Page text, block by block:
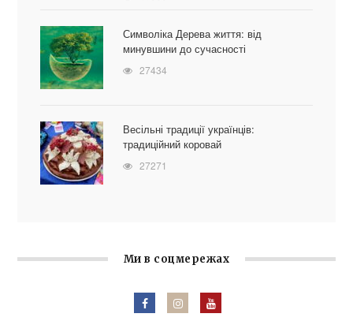
Символіка Дерева життя: від
минувшини до сучасності
27434
Весільні традиції українців:
традиційний коровай
27271
Ми в соцмережах